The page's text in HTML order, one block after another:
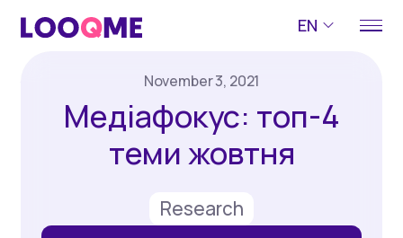
EN
November 3, 2021
Медіафокус: топ-4
теми жовтня
Research